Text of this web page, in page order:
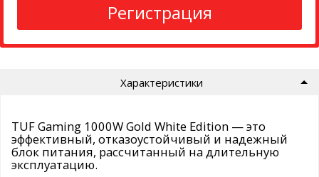
Регистрация
Характеристики
TUF Gaming 1000W Gold White Edition — это
эффективный, отказоустойчивый и надежный
блок питания, рассчитанный на длительную
эксплуатацию.